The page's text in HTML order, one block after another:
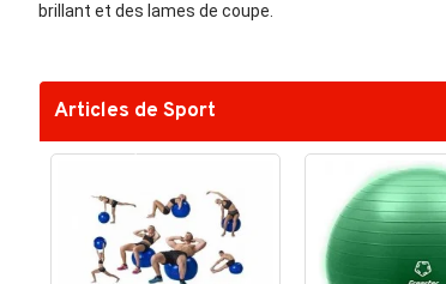
brillant et des lames de coupe.
Articles de Sport